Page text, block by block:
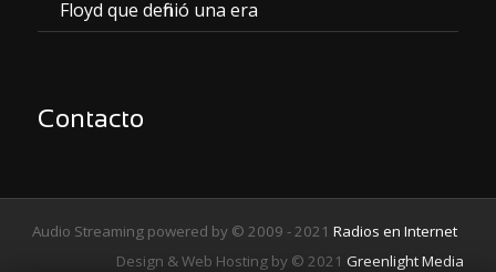
Floyd que definió una era
Contacto
Audio Streaming powered by © 2009 - 2021 Radios en Internet
Design & Web Hosting by © 2021 Greenlight Media